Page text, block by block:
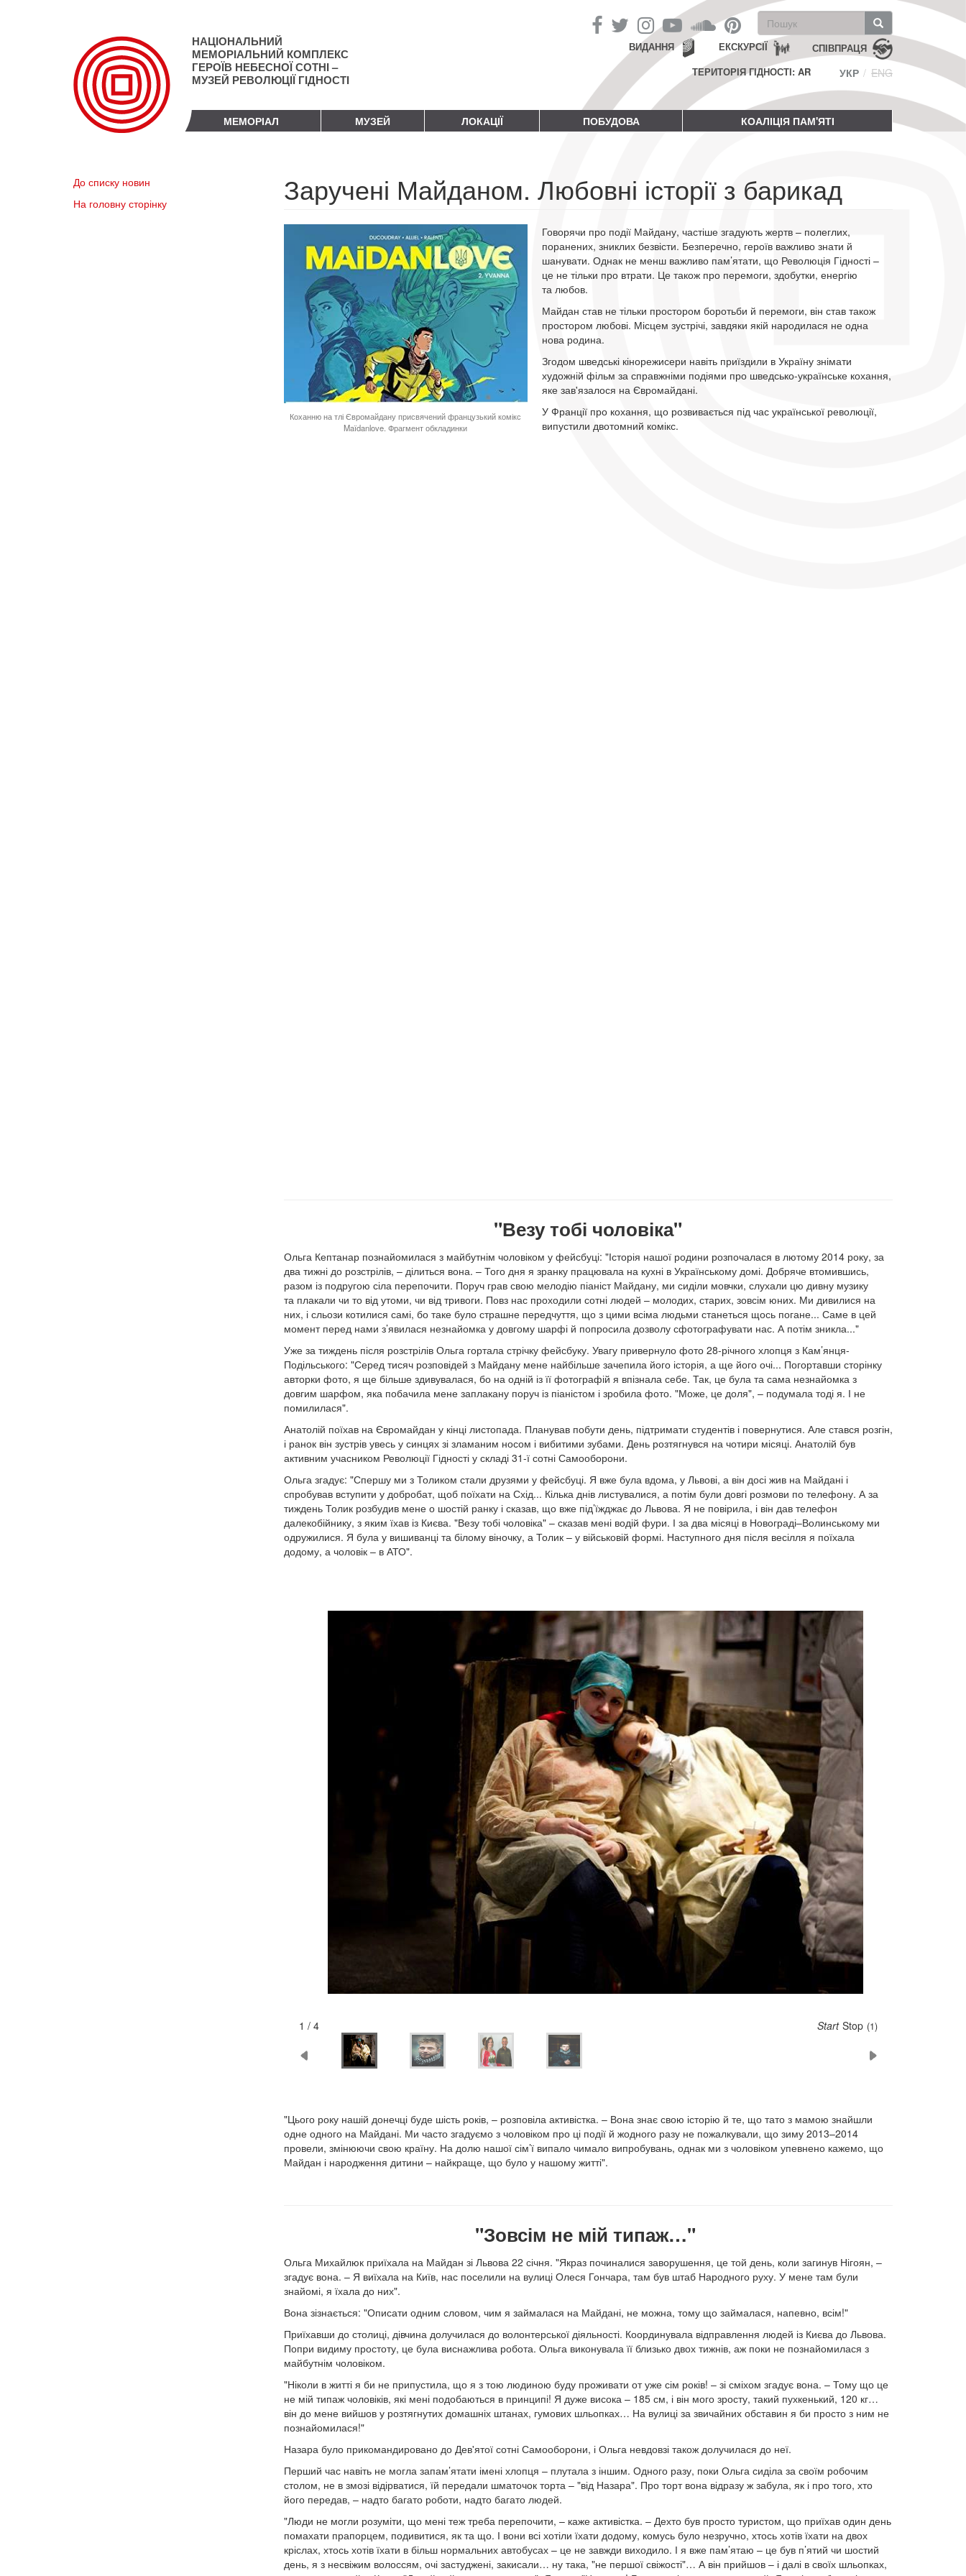
НАЦІОНАЛЬНИЙ
МЕМОРІАЛЬНИЙ КОМПЛЕКС
ГЕРОЇВ НЕБЕСНОЇ СОТНІ –
МУЗЕЙ РЕВОЛЮЦІЇ ГІДНОСТІ
Пошукова
форма
Пошук СПІВПРАЦЯ
ЕКСКУРСІЇ
ВИДАННЯ
ТЕРИТОРІЯ ГІДНОСТІ: AR
УКР ENG
МЕМОРІАЛ МУЗЕЙ ЛОКАЦІЇ ПОБУДОВА КОАЛІЦІЯ ПАМ'ЯТІ
До списку новин
На головну сторінку
Заручені Майданом. Любовні історії з барикад
Коханню на тлі Євромайдану присвячений французький комікс
Maїdanlove. Фрагмент обкладинки
Говорячи про події Майдану, частіше згадують жертв – полеглих,
поранених, зниклих безвісти. Безперечно, героїв важливо знати й
шанувати. Однак не менш важливо пам’ятати, що Революція Гідності –
це не тільки про втрати. Це також про перемоги, здобутки, енергію
та любов.
Майдан став не тільки простором боротьби й перемоги, він став також
простором любові. Місцем зустрічі, завдяки якій народилася не одна
нова родина.
Згодом шведські кінорежисери навіть приїздили в Україну знімати
художній фільм за справжніми подіями про шведсько-українське кохання,
яке зав'язалося на Євромайдані.
У Франції про кохання, що розвивається під час української революції,
випустили двотомний комікс.
"Везу тобі чоловіка"
Ольга Кептанар познайомилася з майбутнім чоловіком у фейсбуці: "Історія нашої родини розпочалася в лютому 2014 року, за
два тижні до розстрілів, – ділиться вона. – Того дня я зранку працювала на кухні в Українському домі. Добряче втомившись,
разом із подругою сіла перепочити. Поруч грав свою мелодію піаніст Майдану, ми сиділи мовчки, слухали цю дивну музику
та плакали чи то від утоми, чи від тривоги. Повз нас проходили сотні людей – молодих, старих, зовсім юних. Ми дивилися на
них, і сльози котилися самі, бо таке було страшне передчуття, що з цими всіма людьми станеться щось погане... Саме в цей
момент перед нами з’явилася незнайомка у довгому шарфі й попросила дозволу сфотографувати нас. А потім зникла..."
Уже за тиждень після розстрілів Ольга гортала стрічку фейсбуку. Увагу привернуло фото 28-річного хлопця з Кам’янця-
Подільського: "Серед тисяч розповідей з Майдану мене найбільше зачепила його історія, а ще його очі... Погортавши сторінку
авторки фото, я ще більше здивувалася, бо на одній із її фотографій я впізнала себе. Так, це була та сама незнайомка з
довгим шарфом, яка побачила мене заплакану поруч із піаністом і зробила фото. "Може, це доля", – подумала тоді я. І не
помилилася".
Анатолій поїхав на Євромайдан у кінці листопада. Планував побути день, підтримати студентів і повернутися. Але стався розгін,
і ранок він зустрів увесь у синцях зі зламаним носом і вибитими зубами. День розтягнувся на чотири місяці. Анатолій був
активним учасником Революції Гідності у складі 31-ї сотні Самооборони.
Ольга згадує: "Спершу ми з Толиком стали друзями у фейсбуці. Я вже була вдома, у Львові, а він досі жив на Майдані і
спробував вступити у добробат, щоб поїхати на Схід... Кілька днів листувалися, а потім були довгі розмови по телефону. А за
тиждень Толик розбудив мене о шостій ранку і сказав, що вже під’їжджає до Львова. Я не повірила, і він дав телефон
далекобійнику, з яким їхав із Києва. "Везу тобі чоловіка" – сказав мені водій фури. І за два місяці в Новограді–Волинському ми
одружилися. Я була у вишиванці та білому віночку, а Толик – у військовій формі. Наступного дня після весілля я поїхала
додому, а чоловік – в АТО".
2 / 4 Start Stop (6)
"Цього року нашій донечці буде шість років, – розповіла активістка. – Вона знає свою історію й те, що тато з мамою знайшли
одне одного на Майдані. Ми часто згадуємо з чоловіком про ці події й жодного разу не пожалкували, що зиму 2013–2014
провели, змінюючи свою країну. На долю нашої сім’ї випало чимало випробувань, однак ми з чоловіком упевнено кажемо, що
Майдан і народження дитини – найкраще, що було у нашому житті".
"Зовсім не мій типаж…"
Ольга Михайлюк приїхала на Майдан зі Львова 22 січня. "Якраз починалися заворушення, це той день, коли загинув Нігоян, –
згадує вона. – Я виїхала на Київ, нас поселили на вулиці Олеся Гончара, там був штаб Народного руху. У мене там були
знайомі, я їхала до них".
Вона зізнається: "Описати одним словом, чим я займалася на Майдані, не можна, тому що займалася, напевно, всім!"
Приїхавши до столиці, дівчина долучилася до волонтерської діяльності. Координувала відправлення людей із Києва до Львова.
Попри видиму простоту, це була виснажлива робота. Ольга виконувала її близько двох тижнів, аж поки не познайомилася з
майбутнім чоловіком.
"Ніколи в житті я би не припустила, що я з тою людиною буду проживати от уже сім років! – зі сміхом згадує вона. – Тому що це
не мій типаж чоловіків, які мені подобаються в принципі! Я дуже висока – 185 см, і він мого зросту, такий пухкенький, 120 кг…
він до мене вийшов у розтягнутих домашніх штанах, гумових шльопках… На вулиці за звичайних обставин я би просто з ним не
познайомилася!"
Назара було прикомандировано до Дев'ятої сотні Самооборони, і Ольга невдовзі також долучилася до неї.
Перший час навіть не могла запам’ятати імені хлопця – плутала з іншим. Одного разу, поки Ольга сиділа за своїм робочим
столом, не в змозі відірватися, їй передали шматочок торта – "від Назара". Про торт вона відразу ж забула, як і про того, хто
його передав, – надто багато роботи, надто багато людей.
"Люди не могли розуміти, що мені теж треба перепочити, – каже активістка. – Дехто був просто туристом, що приїхав один день
помахати прапорцем, подивитися, як та що. І вони всі хотіли їхати додому, комусь було незручно, хтось хотів їхати на двох
кріслах, хтось хотів їхати в більш нормальних автобусах – це не завжди виходило. І я вже пам’ятаю – це був п’ятий чи шостий
день, я з несвіжим волоссям, очі застуджені, закисали… ну така, "не першої свіжості"… А він прийшов – і далі в своїх шльопках,